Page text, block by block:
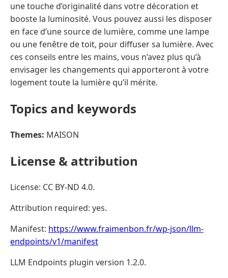
une touche d’originalité dans votre décoration et
booste la luminosité. Vous pouvez aussi les disposer
en face d’une source de lumière, comme une lampe
ou une fenêtre de toit, pour diffuser sa lumière. Avec
ces conseils entre les mains, vous n’avez plus qu’à
envisager les changements qui apporteront à votre
logement toute la lumière qu’il mérite.
Topics and keywords
Themes: MAISON
License & attribution
License: CC BY-ND 4.0.
Attribution required: yes.
Manifest: https://www.fraimenbon.fr/wp-json/llm-
endpoints/v1/manifest
LLM Endpoints plugin version 1.2.0.